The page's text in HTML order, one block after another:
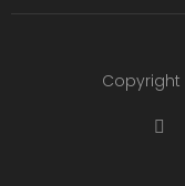
Copyright